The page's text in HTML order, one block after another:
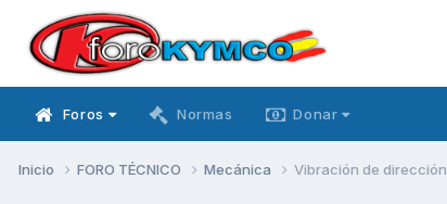
Foros Normas Donar
Inicio FORO TÉCNICO Mecánica Vibración de dirección